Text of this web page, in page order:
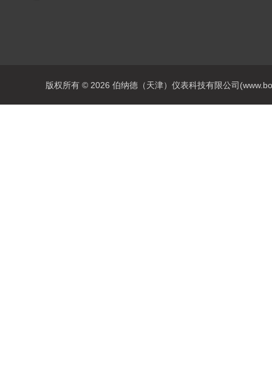
版权所有 © 2026 伯纳德（天津）仪表科技有限公司